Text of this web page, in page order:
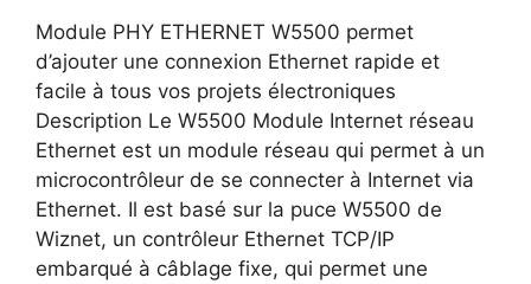
Module PHY ETHERNET W5500 permet
d’ajouter une connexion Ethernet rapide et
facile à tous vos projets électroniques
Description Le W5500 Module Internet réseau
Ethernet est un module réseau qui permet à un
microcontrôleur de se connecter à Internet via
Ethernet. Il est basé sur la puce W5500 de
Wiznet, un contrôleur Ethernet TCP/IP
embarqué à câblage fixe, qui permet une